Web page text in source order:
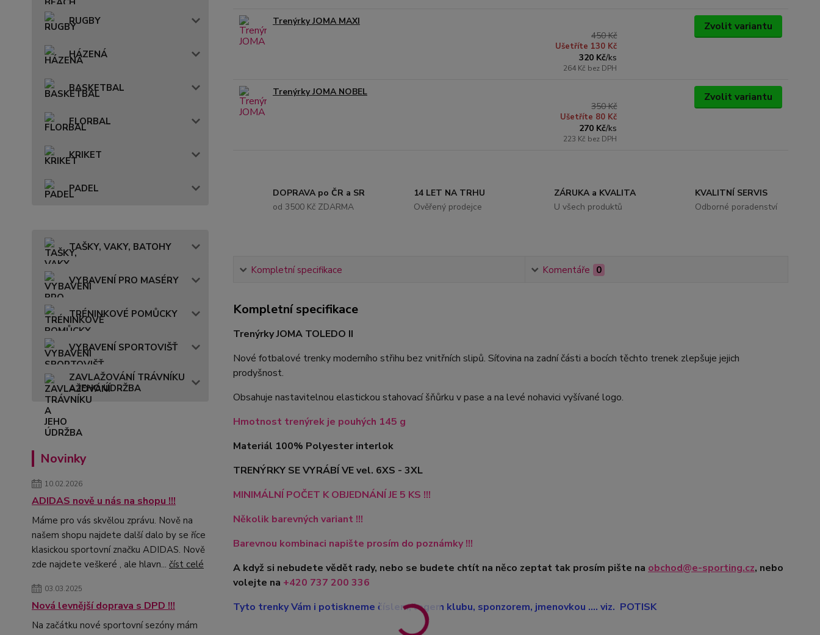
RUGBY
HÁZENÁ
BASKETBAL
FLORBAL
KRIKET
PADEL
TAŠKY, VAKY, BATOHY
VYBAVENÍ PRO MASÉRY
TRÉNINKOVÉ POMŮCKY
VYBAVENÍ SPORTOVIŠŤ
ZAVLAŽOVÁNÍ TRÁVNÍKU
A JEHO ÚDRŽBA
Novinky
10.02.2026
ADIDAS nově u nás na shopu !!!
Máme pro vás skvělou zprávu. Nově na
našem shopu najdete další dalo by se říce
klasickou sportovní značku ADIDAS. Nově
zde najdete veškeré , ale hlavn... číst celé
03.03.2025
Nová levnější doprava s DPD !!!
Na začátku nové sportovní sezóny mám
Trenýrky JOMA MAXI
450 Kč
Ušetříte 130 Kč
320 Kč/ks
264 Kč bez DPH
Zvolit variantu
Trenýrky JOMA NOBEL
350 Kč
Ušetříte 80 Kč
270 Kč/ks
223 Kč bez DPH
Zvolit variantu
DOPRAVA po ČR a SR
od 3500 Kč ZDARMA
14 LET NA TRHU
Ověřený prodejce
ZÁRUKA a KVALITA
U všech produktů
KVALITNÍ SERVIS
Odborné poradenství
Kompletní specifikace Komentáře 0
Kompletní specifikace
Trenýrky JOMA TOLEDO II
Nové fotbalové trenky moderního střihu bez vnitřních slipů. Síťovina na zadní části a bocích těchto trenek zlepšuje jejich
prodyšnost.
Obsahuje nastavitelnou elastickou stahovací šňůrku v pase a na levé nohavici vyšívané logo.
Hmotnost trenýrek je pouhých 145 g
Materiál 100% Polyester interlok
TRENÝRKY SE VYRÁBÍ VE vel. 6XS - 3XL
MINIMÁLNÍ POČET K OBJEDNÁNÍ JE 5 KS !!!
Několik barevných variant !!!
Barevnou kombinaci napište prosím do poznámky !!!
A když si nebudete vědět rady, nebo se budete chtít na něco zeptat tak prosím pište na obchod@e-sporting.cz, nebo
volejte na +420 737 200 336
Tyto trenky Vám i potiskneme číslem, logem klubu, sponzorem, jmenovkou .... viz. POTISK